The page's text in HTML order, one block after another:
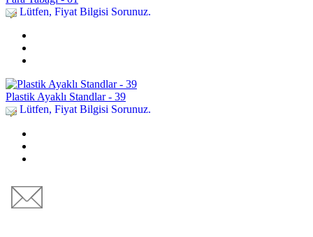
Lütfen, Fiyat Bilgisi Sorunuz.
Plastik Ayaklı Standlar - 39
Lütfen, Fiyat Bilgisi Sorunuz.